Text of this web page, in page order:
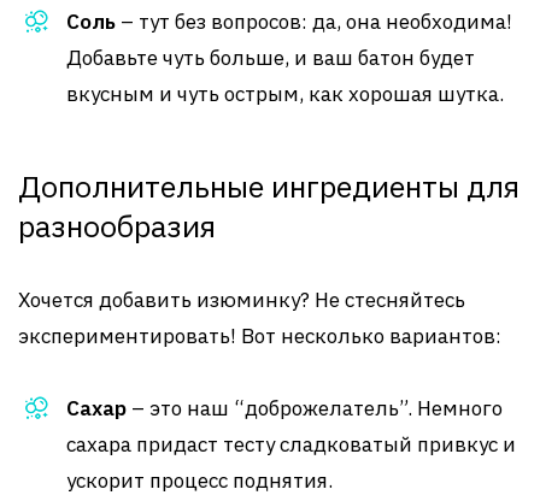
Соль – тут без вопросов: да, она необходима!
Добавьте чуть больше, и ваш батон будет
вкусным и чуть острым, как хорошая шутка.
Дополнительные ингредиенты для
разнообразия
Хочется добавить изюминку? Не стесняйтесь
экспериментировать! Вот несколько вариантов:
Сахар – это наш “доброжелатель”. Немного
сахара придаст тесту сладковатый привкус и
ускорит процесс поднятия.